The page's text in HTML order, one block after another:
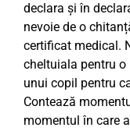
declara și în
nevoie de o
certificat medical.
cheltuiala pentru
unui copil pentru
Contează
momentul în care